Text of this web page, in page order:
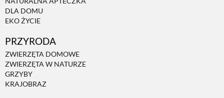
DLA DOMU
EKO ŻYCIE
PRZYRODA
ZWIERZĘTA DOMOWE
ZWIERZĘTA W NATURZE
GRZYBY
KRAJOBRAZ